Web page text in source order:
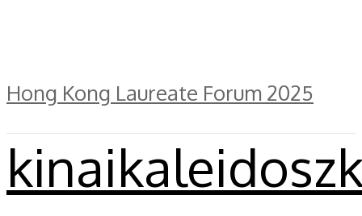
Hong Kong Laureate Forum 2025